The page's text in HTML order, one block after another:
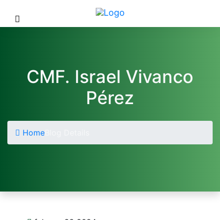
CMF. Israel Vivanco
Pérez
Home